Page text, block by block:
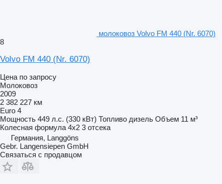
молоковоз Volvo FM 440 (Nr. 6070)
8
Volvo FM 440 (Nr. 6070)
Цена по запросу
Молоковоз
2009
2 382 227 км
Euro 4
Мощность 449 л.с. (330 кВт) Топливо дизель Объем 11 м³
Колесная формула 4x2 3 отсека
Германия, Langgöns
Gebr. Langensiepen GmbH
Связаться с продавцом